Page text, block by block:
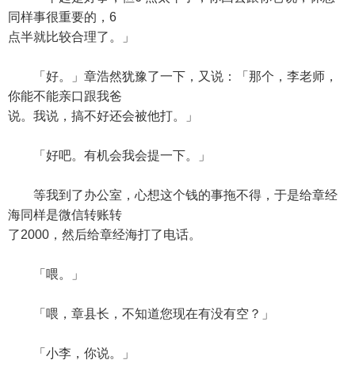
同样事很重要的，6
点半就比较合理了。」
「好。」章浩然犹豫了一下，又说：「那个，李老师，
你能不能亲口跟我爸
说。我说，搞不好还会被他打。」
「好吧。有机会我会提一下。」
等我到了办公室，心想这个钱的事拖不得，于是给章经
海同样是微信转账转
了2000，然后给章经海打了电话。
「喂。」
「喂，章县长，不知道您现在有没有空？」
「小李，你说。」